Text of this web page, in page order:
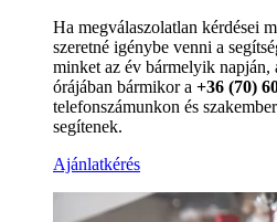
Ha megválaszolatlan kérdései
szeretné igénybe venni a
minket az év bármelyik napján,
órájában bármikor a +36 (70)
telefonszámunkon és
segítenek.
Ajánlatkérés